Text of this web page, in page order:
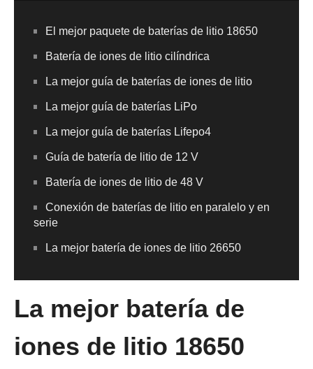
El mejor paquete de baterías de litio 18650
Batería de iones de litio cilíndrica
La mejor guía de baterías de iones de litio
La mejor guía de baterías LiPo
La mejor guía de baterías Lifepo4
Guía de batería de litio de 12 V
Batería de iones de litio de 48 V
Conexión de baterías de litio en paralelo y en
serie
La mejor batería de iones de litio 26650
La mejor batería de
iones de litio 18650